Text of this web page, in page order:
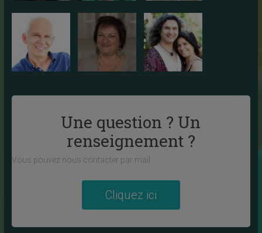
Une question ? Un
renseignement ?
Vous pouvez nous contacter par mail :
Cliquez ici